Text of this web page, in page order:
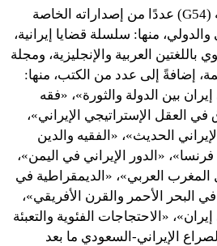
ويعرض المعهد عبر جناحه (G54) عددًا من إصداراته الخاصة
والدولي، منها: سلسلة قضايا إيرانية،
باللغتين العربية والإنجليزية، ومجلة
إضافةً إلى عدد من الكتب، منها:
بين الدولة والثورة»، «فقه
في العقل الإستراتيجي الإيراني»،
الحديث»، «الفقيه والدين
«الدور الإيراني في اليمن»،
المغرب العربي»، «الديمقراطية في
في البحر الأحمر والقرن الأفريقي»،
«الاحتجاجات الفئوية والتعبئة
الإيراني-السعودي ما بعد